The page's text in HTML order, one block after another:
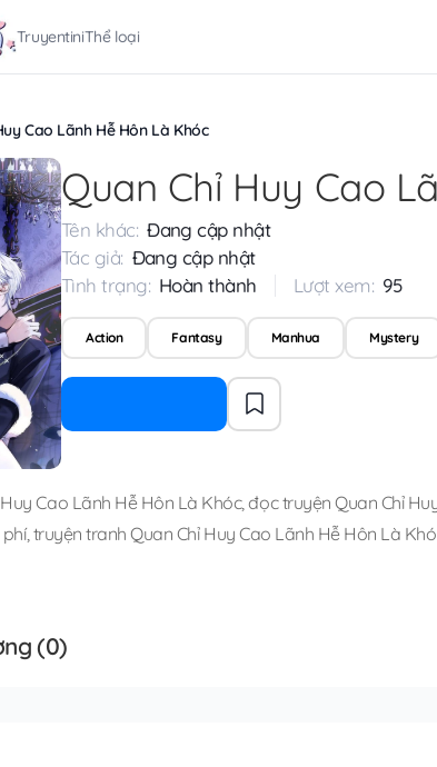
TruyentiniThể loại
Cao Lãnh Hễ Hôn Là Khóc
Quan Chỉ Huy Cao
Tên khác: Đang cập nhật
Tác giả: Đang cập nhật
Tình trạng: Hoàn thành Lượt xem: 95
Action Fantasy Manhua Mystery
Cao Lãnh Hễ Hôn Là Khóc,đọc truyện Quan Chỉ
,truyện tranh Quan Chỉ Huy Cao Lãnh Hễ Hôn Là
(0)